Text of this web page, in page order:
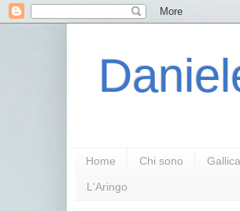
Home Chi sono
L'Aringo